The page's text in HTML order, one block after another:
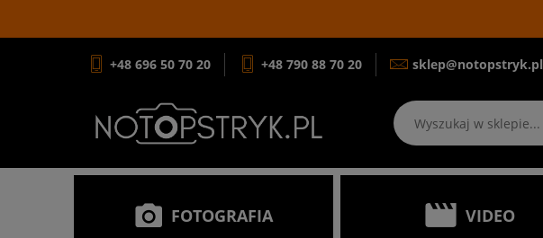
+48 696 50 70 20 +48 790 88 70 20 sklep@notopstryk.pl
FOTOGRAFIA VIDEO